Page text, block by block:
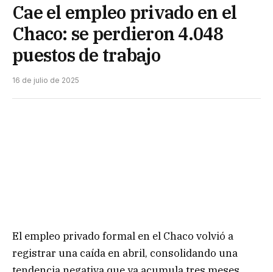
Cae el empleo privado en el
Chaco: se perdieron 4.048
puestos de trabajo
16 de julio de 2025
El empleo privado formal en el Chaco volvió a
registrar una caída en abril, consolidando una